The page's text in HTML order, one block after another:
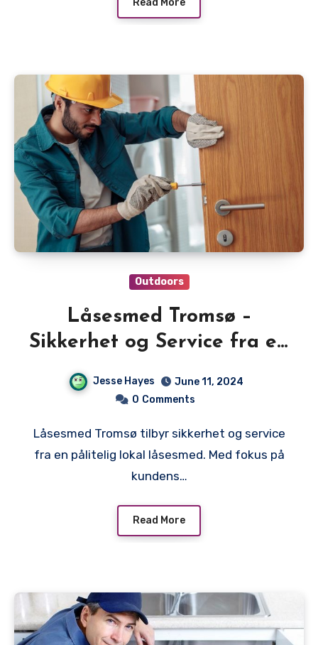
Outdoors
Låsesmed Tromsø –
Sikkerhet og Service fra en
Lokal Låsesmed
Jesse Hayes
June 11, 2024
0 Comments
Låsesmed Tromsø tilbyr sikkerhet og service
fra en pålitelig lokal låsesmed. Med fokus på
kundens…
Read More